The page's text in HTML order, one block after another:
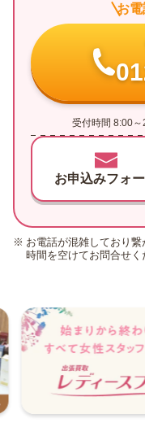
お
受付時間 8:00
お申込みフォ
お電話が混雑しており
時間を空けてお問合せく